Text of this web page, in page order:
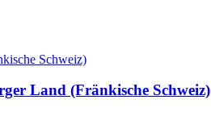
Land (Fränkische Schweiz)